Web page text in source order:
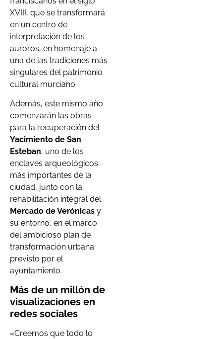
XVIII, que se transformará
en un centro de
interpretación de los
auroros, en homenaje a
una de las tradiciones más
singulares del patrimonio
cultural murciano.
Además, este mismo año
comenzarán las obras
para la recuperación del
Yacimiento de San
Esteban, uno de los
enclaves arqueológicos
más importantes de la
ciudad, junto con la
rehabilitación integral del
Mercado de Verónicas y
su entorno, en el marco
del ambicioso plan de
transformación urbana
previsto por el
ayuntamiento.
Más de un millón de
visualizaciones en
redes sociales
«Creemos que todo lo